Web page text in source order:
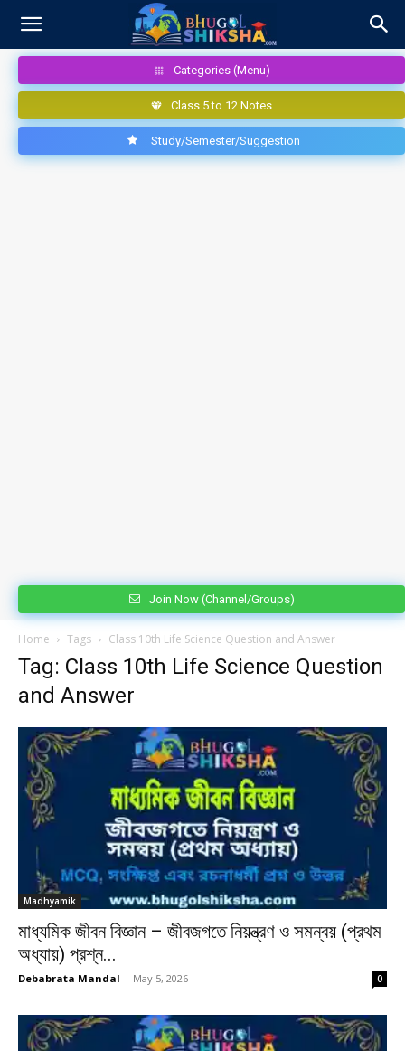
Categories (Menu)
Class 5 to 12 Notes
Study/Semester/Suggestion
Join Now (Channel/Groups)
Home Tags Class 10th Life Science Question and Answer
Tag: Class 10th Life Science Question
and Answer
Madhyamik
মাধ্যমিক জীবন বিজ্ঞান – জীবজগতে নিয়ন্ত্রণ ও সমন্বয় (প্রথম
অধ্যায়) প্রশ্ন...
Debabrata Mandal - May 5, 2026 0